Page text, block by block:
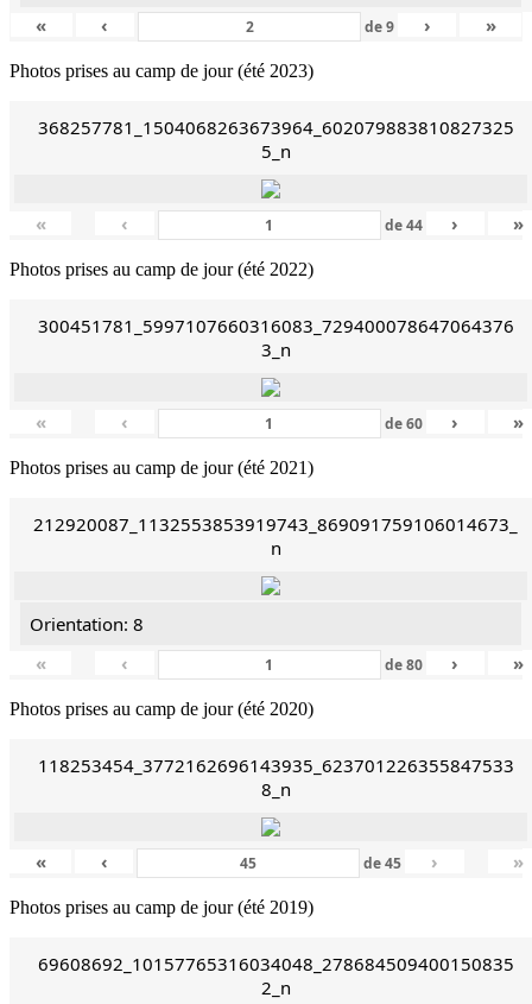
«
‹ de9 › »
Photos prises au camp de jour (été 2023)
368257781_1504068263673964_602079883810827325
5_n
« ‹ de44 › »
Photos prises au camp de jour (été 2022)
300451781_5997107660316083_729400078647064376
3_n
« ‹ de60 › »
Photos prises au camp de jour (été 2021)
212920087_1132553853919743_869091759106014673_
n
Orientation: 8
«
‹ de80 › »
Photos prises au camp de jour (été 2020)
118253454_3772162696143935_623701226355847533
8_n
« ‹ de45 › »
Photos prises au camp de jour (été 2019)
69608692_10157765316034048_278684509400150835
2_n